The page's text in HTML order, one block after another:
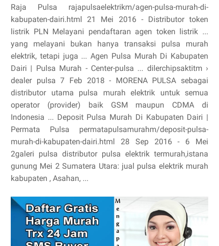
Raja Pulsa rajapulsaelektrikm/agen-pulsa-murah-di-
kabupaten-dairi.html 21 Mei 2016 - Distributor token
listrik PLN Melayani pendaftaran agen token listrik ...
yang melayani bukan hanya transaksi pulsa murah
elektrik, tetapi juga ... Agen Pulsa Murah Di Kabupaten
Dairi | Pulsa Murah - Center-pulsa ... dilerchipsaktitm ›
dealer pulsa 7 Feb 2018 - MORENA PULSA sebagai
distributor utama pulsa murah elektrik untuk semua
operator (provider) baik GSM maupun CDMA di
Indonesia ... Deposit Pulsa Murah Di Kabupaten Dairi |
Permata Pulsa permatapulsamurahm/deposit-pulsa-
murah-di-kabupaten-dairi.html 28 Sep 2016 - 6 Mei
2galeri pulsa distributor pulsa elektrik termurah,istana
gunung Mei 2 Sumatera Utara: jual pulsa elektrik murah
kabupaten , Asahan, ...